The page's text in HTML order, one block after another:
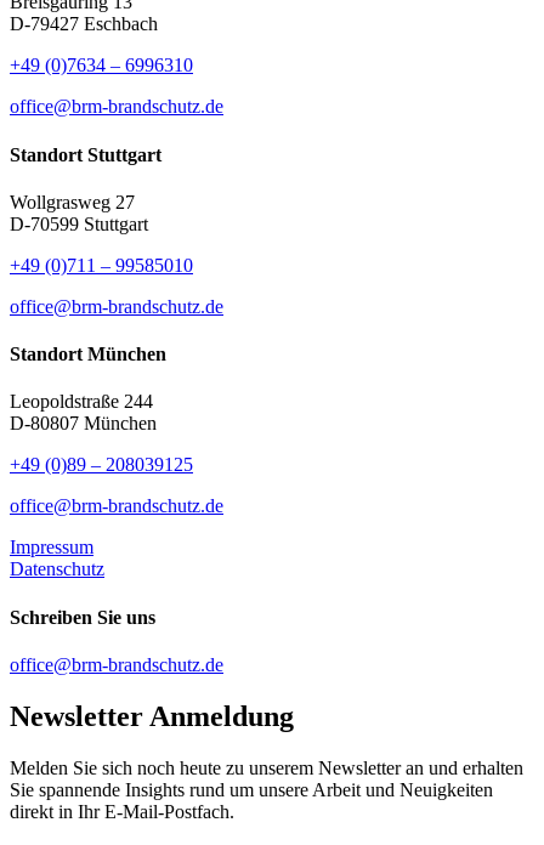
D-79427 Eschbach
+49 (0)7634 – 6996310
office@brm-brandschutz.de
Standort Stuttgart
Wollgrasweg 27
D-70599 Stuttgart
+49 (0)711 – 99585010
office@brm-brandschutz.de
Standort München
Leopoldstraße 244
D-80807 München
+49 (0)89 – 208039125
office@brm-brandschutz.de
Impressum
Datenschutz
Schreiben Sie uns
office@brm-brandschutz.de
Newsletter Anmeldung
Melden Sie sich noch heute zu unserem Newsletter an und erhalten
Sie spannende Insights rund um unsere Arbeit und Neuigkeiten
direkt in Ihr E-Mail-Postfach.